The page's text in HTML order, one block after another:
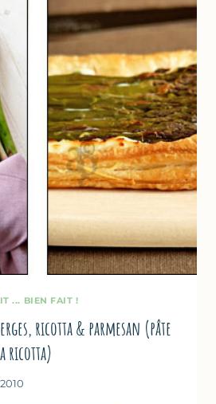
... BIEN FAIT !
ricotta & parmesan (pâte
ricotta)